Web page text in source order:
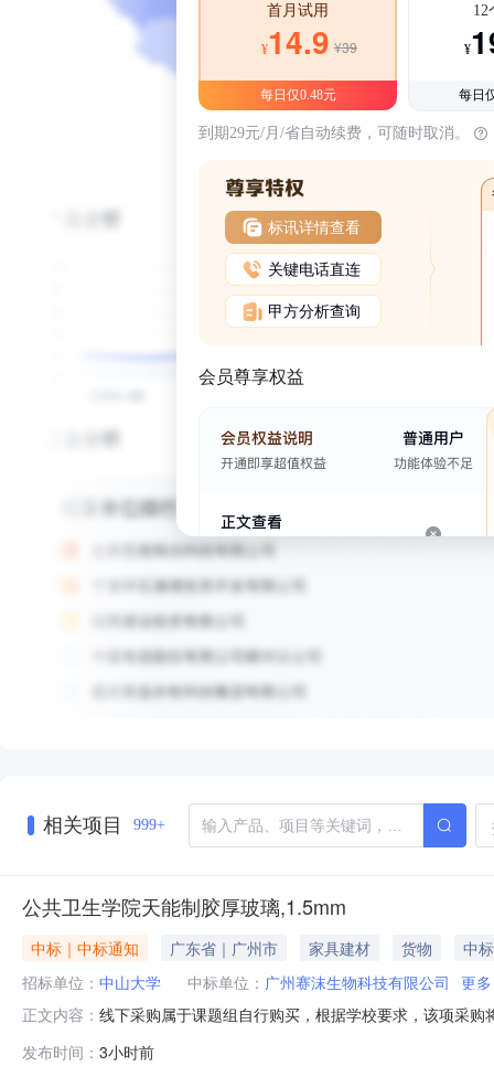
首月试用
¥14.9 ¥39
每日仅0.48元
12
¥
每日
到期29元/月/省自动续费，可随时取消。
标讯详情查看
关键电话直连
甲方分析查询
会员尊享权益
相关项目 999+
公共卫生学院天能制胶厚玻璃,1.5mm
中标｜中标通知 广东省｜广州市 家具建材 货物
中
招标单位： 中山大学 中标单位： 广州赛沫生物科技有限公司 更多
正文内容： 线下采购属于课题组自行购买，根据学校要求，该项采
赛沫生物科技有限公司(蜀牛)3.3玻璃烧杯
发布时间： 3小时前